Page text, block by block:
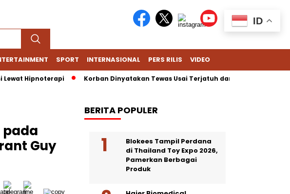
SPORT INTERNASIONAL PERS RILIS VIDEO
Hipnoterapi Korban Dinyatakan Tewas Usai Terjatuh dari Gedung Lotte
pada
Guy
BERITA POPULER
Blokees Tampil Perdana
di Thailand Toy Expo 2026,
Pamerkan Berbagai
Produk
ID